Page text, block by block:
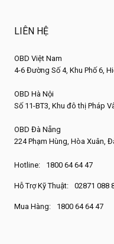
LIÊN HỆ
OBD Việt Nam
4-6 Đường Số 4, Khu Phố 6,
OBD Hà Nội
Số 11-BT3, Khu đô thị Pháp
OBD Đà Nẵng
224 Phạm Hùng, Hòa Xuân,
Hotline: 1800 64 64 47
Hỗ Trợ Kỹ Thuật: 02871 088
Mua Hàng: 1800 64 64 47